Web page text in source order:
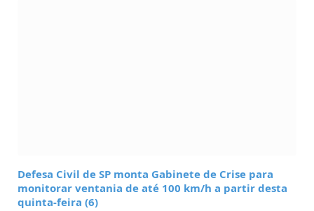
Defesa Civil de SP monta Gabinete de Crise para
monitorar ventania de até 100 km/h a partir desta
quinta-feira (6)